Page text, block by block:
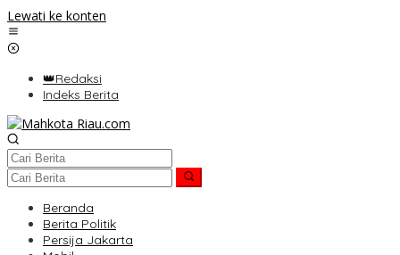
Lewati ke konten
👑Redaksi
Indeks Berita
Beranda
Berita Politik
Persija Jakarta